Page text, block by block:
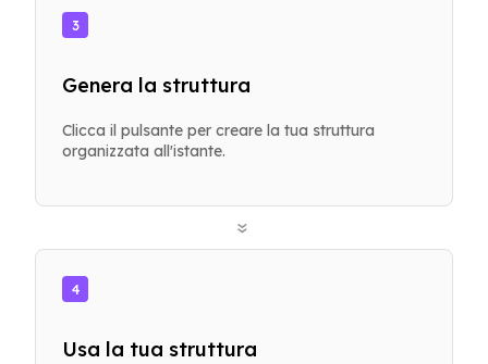
3
Genera la struttura
Clicca il pulsante per creare la tua struttura
organizzata all'istante.
»
4
Usa la tua struttura